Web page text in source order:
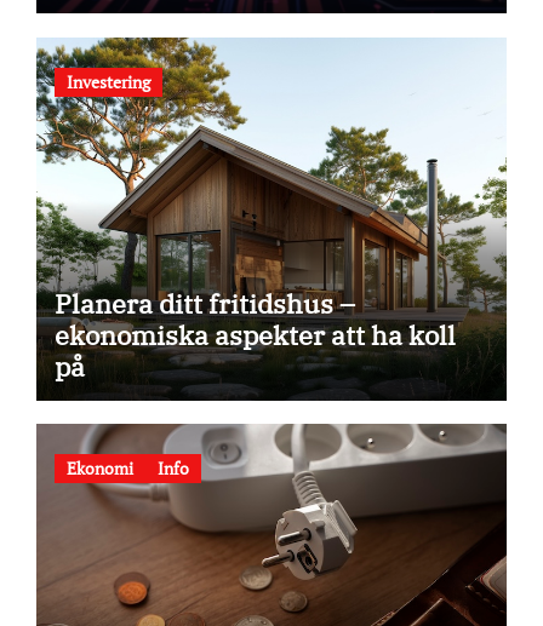
Investering
Planera ditt fritidshus –
ekonomiska aspekter att ha koll
på
Ekonomi Info